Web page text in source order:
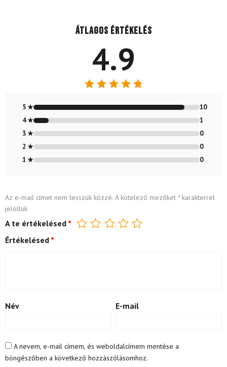
Átlagos értékelés
4.9
4.91/ 5
5 ★
10
4 ★
1
3 ★
0
2 ★
0
1 ★
0
Az e-mail címet nem tesszük közzé. A kötelező mezőket *karakterrel
jelöltük
A te értékelésed *
Értékelésed *
Név E-mail
A nevem, e-mail címem, és weboldalcímem mentése a
böngészőben a következő hozzászólásomhoz.